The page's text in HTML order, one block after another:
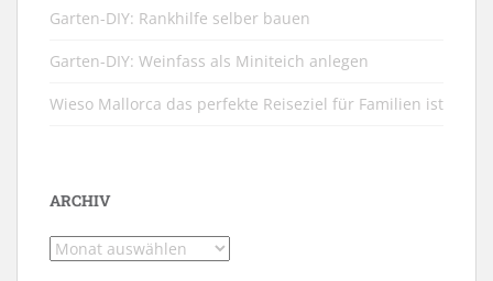
Garten-DIY: Rankhilfe selber bauen
Garten-DIY: Weinfass als Miniteich anlegen
Wieso Mallorca das perfekte Reiseziel für Familien ist
ARCHIV
Archiv